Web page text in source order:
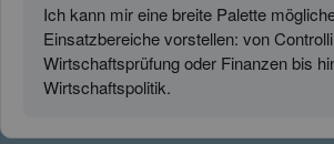
Ich kann mir eine breite Palette
Einsatzbereiche vorstellen: von
Wirtschaftsprüfung oder Finanzen bis
Wirtschaftspolitik.